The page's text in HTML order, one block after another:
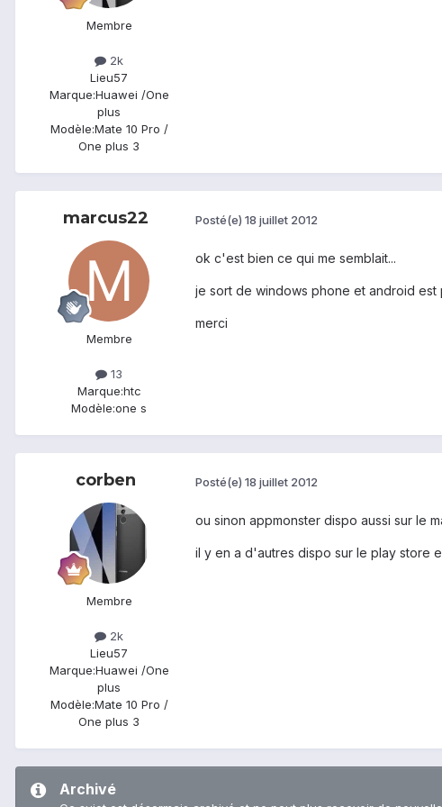
Membre
2k
Lieu57
Marque:Huawei /One
plus
Modèle:Mate 10 Pro /
One plus 3
marcus22
Membre
13
Marque:htc
Modèle:one s
Posté(e) 18 juillet 2012
ok c'est bien ce qui me semblait...
je sort de windows phone et android est
merci
corben
Membre
2k
Lieu57
Marque:Huawei /One
plus
Modèle:Mate 10 Pro /
One plus 3
Posté(e) 18 juillet 2012
ou sinon appmonster dispo aussi sur le
il y en a d'autres dispo sur le play store
Archivé